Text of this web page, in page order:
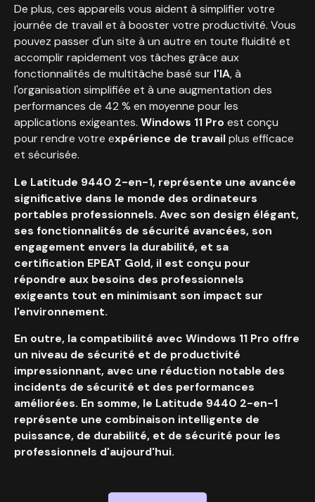
De plus, ces appareils vous aident à simplifier votre
journée de travail et à booster votre productivité. Vous
pouvez passer d'un site à un autre en toute fluidité et
accomplir rapidement vos tâches grâce aux
fonctionnalités de multitâche basé sur l'IA, à
l'organisation simplifiée et à une augmentation des
performances de 42 % en moyenne pour les
applications exigeantes. Windows 11 Pro est conçu
pour rendre votre expérience de travailplus efficace
et sécurisée.
Le Latitude 9440 2-en-1, représente une avancée
significative dans le monde des ordinateurs
portables professionnels. Avec son design élégant,
ses fonctionnalités de sécurité avancées, son
engagement envers la durabilité, et sa
certification EPEAT Gold, il est conçu pour
répondre aux besoins des professionnels
exigeants tout en minimisant son impact sur
l'environnement.
En outre, la compatibilité avec Windows 11 Pro offre
un niveau de sécurité et de productivité
impressionnant, avec une réduction notable des
incidents de sécurité et des performances
améliorées. En somme, le Latitude 9440 2-en-1
représente une combinaison intelligente de
puissance, de durabilité, et de sécurité pour les
professionnels d'aujourd'hui.